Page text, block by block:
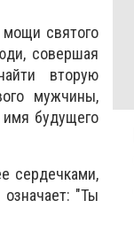
святого
совершая
вторую
мужчины,
имя будущего
сердечками,
"Ты